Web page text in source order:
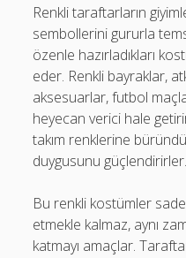
Renkli taraftarların
sembollerini gururla
özenle hazırladıkları
eder. Renkli bayraklar,
aksesuarlar, futbol
heyecan verici hale
takım renklerine
duygusunu güçlendirirler.
Bu renkli kostümler
etmekle kalmaz, aynı
katmayı amaçlar.